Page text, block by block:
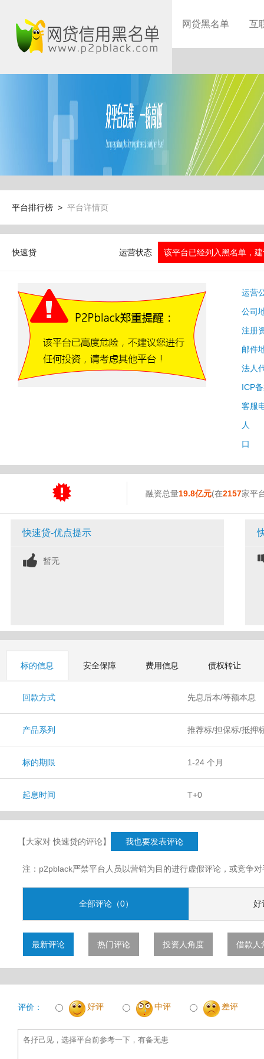
网贷黑名单 互
平台排行榜 > 平台详情页
快速贷 运营状态 该平台已经列入黑名单，
运营
公司
注册
邮件
法人
ICP
客服
人
口
融资总量19.8亿元(在2157家平
快速贷-优点提示
暂无
标的信息 安全保障 费用信息 债权转让
回款方式 先息后本/等额本息
产品系列 推荐标/担保标/抵押
标的期限 1-24 个月
起息时间 T+0
【大家对 快速贷的评论】 我也要发表评论
注：p2pblack严禁平台人员以营销为目的进行虚假评论，或竞争
全部评论（0） 好
最新评论 热门评论 投资人角度 借款人
评价： 好评 中评 差评